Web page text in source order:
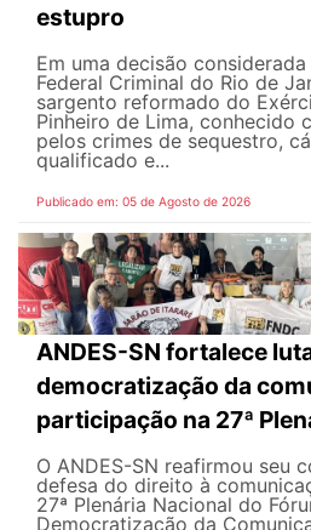
estupro
Em uma decisão
Federal Criminal do Rio de
sargento reformado do
Pinheiro de Lima, conhecido
pelos crimes de sequestro,
qualificado e...
Publicado em: 05 de Agosto de 2026
ANDES-SN fortalece
democratização da
participação na 27ª
O ANDES-SN reafirmou seu
defesa do direito à
27ª Plenária Nacional do
Democratização da